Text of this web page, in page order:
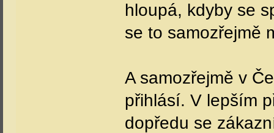
hloupá, kdyby se
se to samozřejmě
A samozřejmě v
přihlásí. V lepším
dopředu se